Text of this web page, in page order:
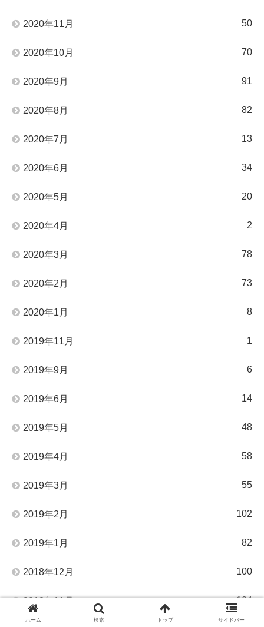
2020年11月 50
2020年10月 70
2020年9月 91
2020年8月 82
2020年7月 13
2020年6月 34
2020年5月 20
2020年4月 2
2020年3月 78
2020年2月 73
2020年1月 8
2019年11月 1
2019年9月 6
2019年6月 14
2019年5月 48
2019年4月 58
2019年3月 55
2019年2月 102
2019年1月 82
2018年12月 100
2018年11月 104
ホーム 検索 トップ サイドバー